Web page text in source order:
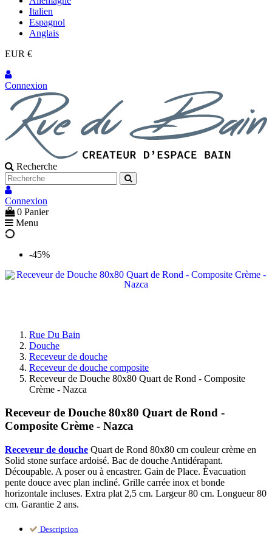
Italien
Espagnol
Anglais
EUR €
Connexion
Recherche
Connexion
0 Panier
Menu
-45%
Rue Du Bain
Douche
Receveur de douche
Receveur de douche composite
Receveur de Douche 80x80 Quart de Rond - Composite
Crème - Nazca
Receveur de Douche 80x80 Quart de Rond -
Composite Crème - Nazca
Receveur de douche Quart de Rond 80x80 cm couleur crème en
Solid stone surface ardoisé. Bac de douche Antidérapant.
Découpable. A poser ou à encastrer. Gain de Place. Évacuation
pente douce avec plan incliné. Grille carrée inox et bonde
horizontale incluses. Extra plat 2,5 cm. Largeur 80 cm. Longueur 80
cm. Garantie 2 ans.
Description